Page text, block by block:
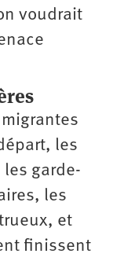
voudrait
les
les garde-
les
et
finissent